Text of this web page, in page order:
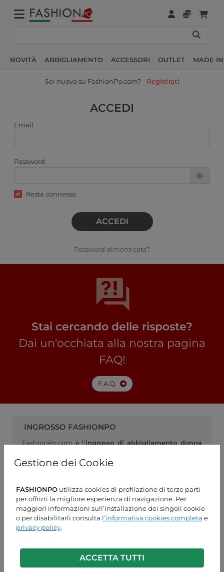
Gestione dei Cookie
FASHIONPO utilizza cookies di profilazione di terze parti
per offrirti la migliore esperienza di navigazione. Per
maggiori informazioni sull’installazione dei singoli cookie
o per disabilitarli consulta l’informativa cookies completa e
privacy policy.
ACCETTA TUTTI
NOVITÀ ABBIGLIAMENTO ACCESSORI OUTLET MADE
Sei nuovo su FashionPo.com? Registrati
ACCEDI
Email
Password
Resta connesso
ACCEDI
Password dimenticata?
Stai cercando delle risposte?
Dai un'occhiata alla nostra pagina
FAQ!
F.A.Q.
INGROSSO FASHIONPO
FashionPo.com è l'ingrosso di abbigliamento donna
collegamento ideale tra produttori di abbigliamento
sicuro, e rimanisempre aggiornato con la moda del
momento
ASSISTENZA CLIENTI
+39 0574 729286